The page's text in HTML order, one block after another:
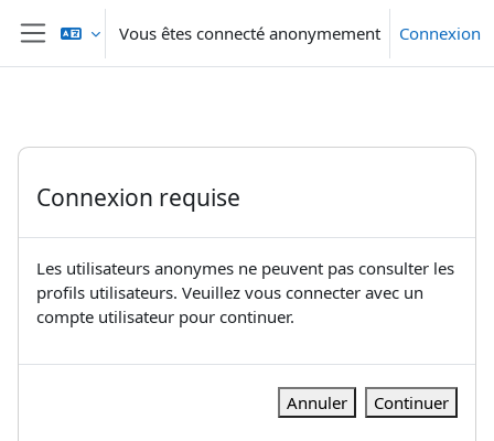
Passer au contenu principal
Panneau latéral
Vous êtes connecté anonymement Connexion
Connexion requise
Les utilisateurs anonymes ne peuvent pas consulter les
profils utilisateurs. Veuillez vous connecter avec un
compte utilisateur pour continuer.
Annuler Continuer